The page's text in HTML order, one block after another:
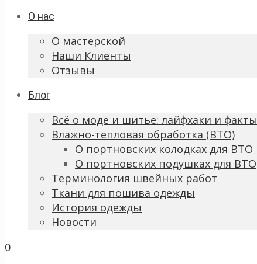
О нас
О мастерской
Наши Клиенты
Отзывы
Блог
Всё о моде и шитье: лайфхаки и факты
Влажно-тепловая обработка (ВТО)
О портновских колодках для ВТО
О портновских подушках для ВТО
Терминология швейных работ
Ткани для пошива одежды
История одежды
Новости
0